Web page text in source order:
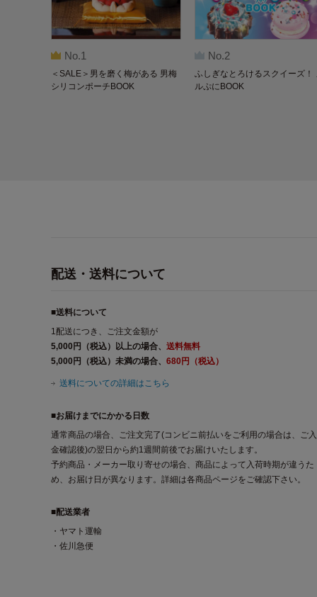
No.1
＜SALE＞男を磨く梅がある 男梅
シリコンポーチBOOK
No.2
ふしぎなとろけるスクイーズ！
ルぷにBOOK
配送・送料について
■送料について
1配送につき、ご注文金額が
5,000円（税込）以上の場合、 送料無料
5,000円（税込）未満の場合、 680円（税込）
送料についての詳細はこちら
■お届けまでにかかる日数
通常商品の場合、ご注文完了(コンビニ前払いをご利用の場合は、ご入
金確認後)の翌日から約1週間前後でお届けいたします。
予約商品・メーカー取り寄せの場合、商品によって入荷時期が違うた
め、お届け日が異なります。詳細は各商品ページをご確認下さい。
■配送業者
・ヤマト運輸
・佐川急便